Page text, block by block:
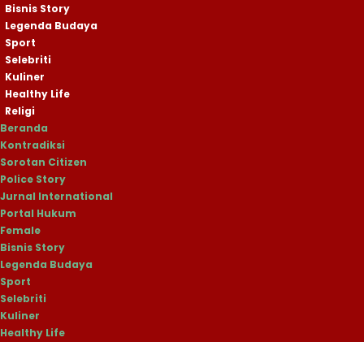
Bisnis Story
Legenda Budaya
Sport
Selebriti
Kuliner
Healthy Life
Religi
Beranda
Kontradiksi
Sorotan Citizen
Police Story
Jurnal International
Portal Hukum
Female
Bisnis Story
Legenda Budaya
Sport
Selebriti
Kuliner
Healthy Life